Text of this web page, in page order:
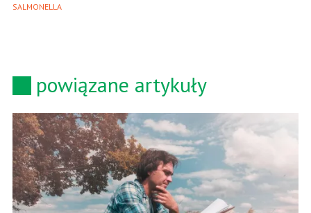
SALMONELLA
powiązane artykuły